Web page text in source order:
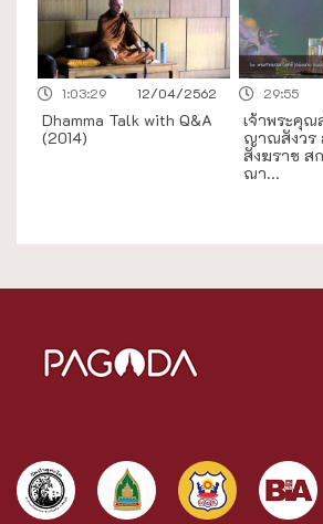
12/04/2562
1:03:29
Dhamma Talk with Q&A
(2014)
29:55
เจ้าพระคุณ
ญาณสังวร
สังฆราช ส
ณา...